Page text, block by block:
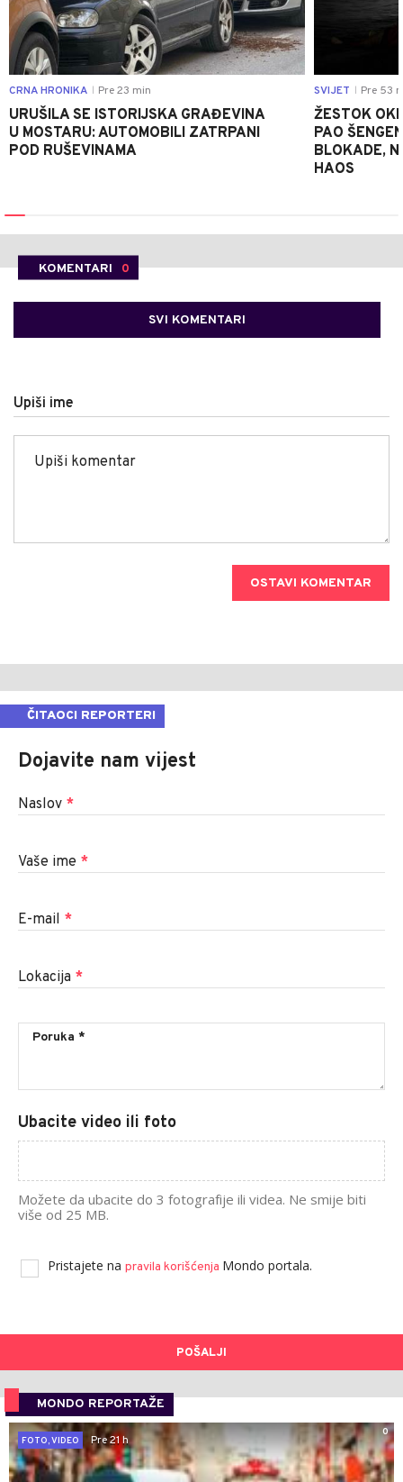
CRNA HRONIKA Pre 23 min
URUŠILA SE ISTORIJSKA GRAĐEVINA
U MOSTARU: AUTOMOBILI ZATRPANI
POD RUŠEVINAMA
SVIJET Pre 53
ŽESTOK
PAO
BLOKADE,
HAOS
KOMENTARI 0
SVI KOMENTARI
Upiši ime
OSTAVI KOMENTAR
ČITAOCI REPORTERI
Dojavite nam vijest
Naslov *
Vaše ime *
E-mail *
Lokacija *
Ubacite video ili foto
Možete da ubacite do 3 fotografije ili videa. Ne smije biti
više od 25 MB.
Pristajete na pravila korišćenja Mondo portala.
POŠALJI
MONDO REPORTAŽE
0
FOTO, VIDEO
Pre 21 h